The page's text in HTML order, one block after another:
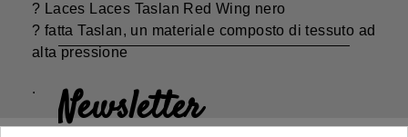
? Laces Laces Taslan Red Wing nero
? fatta Taslan, un materiale composto di tessuto ad
alta pressione
. Newsletter